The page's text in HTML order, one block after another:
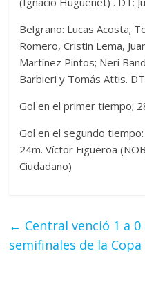
Belgrano: Lucas Acosta;
Romero, Cristin Lema,
Martínez Pintos; Neri
Barbieri y Tomás Attis.
Gol en el primer tiempo;
Gol en el segundo
24m. Víctor Figueroa
Ciudadano)
← Central venció 1 a
semifinales de la Copa